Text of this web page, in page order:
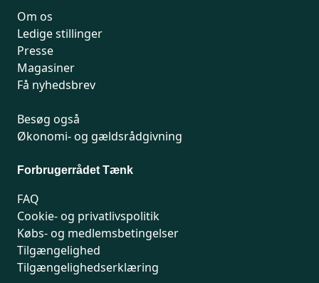
Om os
Ledige stillinger
Presse
Magasiner
Få nyhedsbrev
Besøg også
Økonomi- og gældsrådgivning
Forbrugerrådet Tænk
FAQ
Cookie- og privatlivspolitik
Købs- og medlemsbetingelser
Tilgængelighed
Tilgængelighedserklæring